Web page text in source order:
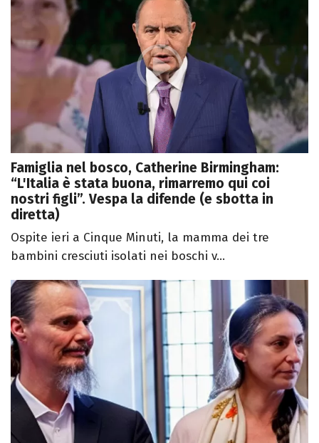
Famiglia nel bosco, Catherine Birmingham:
“L'Italia è stata buona, rimarremo qui coi
nostri figli”. Vespa la difende (e sbotta in
diretta)
Ospite ieri a Cinque Minuti, la mamma dei tre
bambini cresciuti isolati nei boschi v...